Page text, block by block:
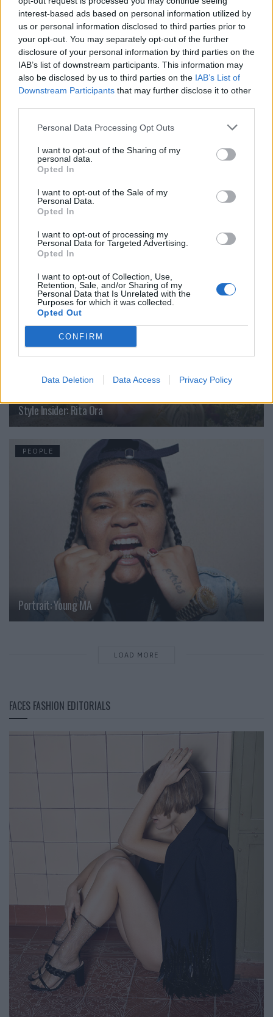
interest-based ads based on personal information utilized by
us or personal information disclosed to third parties prior to
your opt-out. You may separately opt-out of the further
disclosure of your personal information by third parties on the
IAB’s list of downstream participants. This information may
also be disclosed by us to third parties on the IAB’s List of
Downstream Participants that may further disclose it to other
Personal Data Processing Opt Outs
I want to opt-out of the Sharing of my
personal data.
Opted In
I want to opt-out of the Sale of my
Personal Data.
Opted In
I want to opt-out of processing my
Personal Data for Targeted Advertising.
Opted In
I want to opt-out of Collection, Use,
Retention, Sale, and/or Sharing of my
Personal Data that Is Unrelated with the
Purposes for which it was collected.
Opted Out
CONFIRM
Data Deletion Data Access Privacy Policy
Style Insider: Thekla Wilkening
FASHION
Style Insider: Elite Model Look
PEOPLE
Style Insider: Rita Ora
PEOPLE
Portrait: Young MA
LOAD MORE
FACES FASHION EDITORIALS